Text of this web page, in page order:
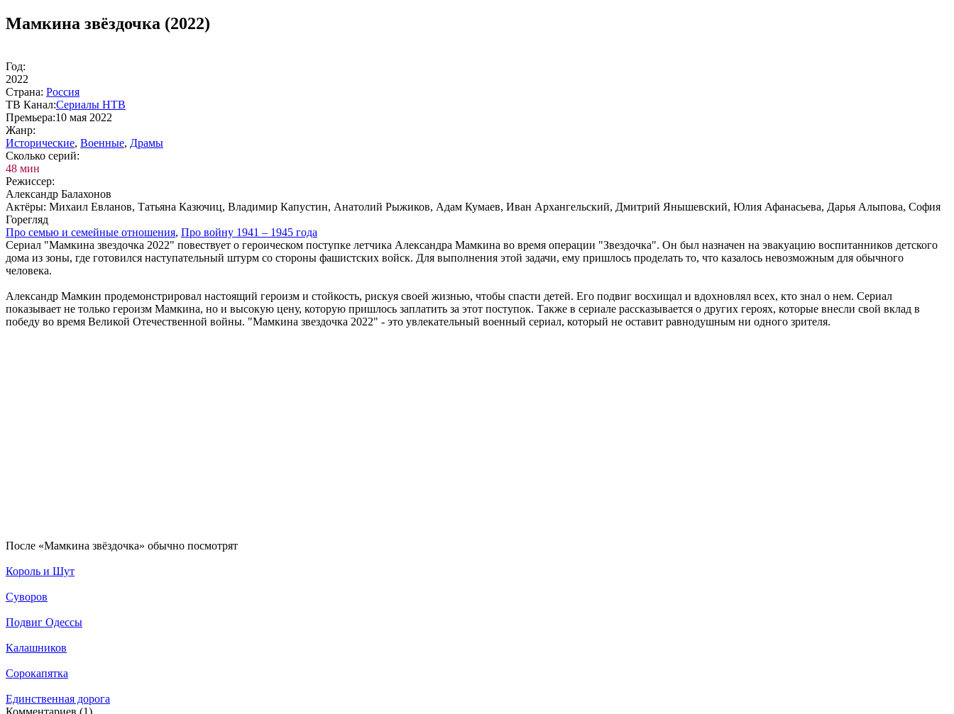
Мамкина звёздочка (2022)
Год:
2022
Стра­на: Рос­сия
ТВ Ка­нал:Се­риа­лы НТВ
Пре­мье­ра:10 мая 2022
Жанр:
Ис­то­ри­че­ские, Во­ен­ные, Дра­мы
Сколь­ко се­рий:
48 мин
Ре­жис­сер:
Александр Балахонов
Ак­тё­ры: Михаил Евланов, Татьяна Казючиц, Владимир Капустин, Анатолий Рыжиков, Адам Кумаев, Иван Архангельский, Дмитрий Янышевский, Юлия Афанасьева, Дарья Алыпова, София
Горегляд
Про се­мью и се­мей­ные от­но­ше­ния, Про вой­ну 1941 – 1945 го­да
Сериал "Мамкина звездочка 2022" повествует о героическом поступке летчика Александра Мамкина во время операции "Звездочка". Он был назначен на эвакуацию воспитанников детского
дома из зоны, где готовился наступательный штурм со стороны фашистских войск. Для выполнения этой задачи, ему пришлось проделать то, что казалось невозможным для обычного
человека.
Александр Мамкин продемонстрировал настоящий героизм и стойкость, рискуя своей жизнью, чтобы спасти детей. Его подвиг восхищал и вдохновлял всех, кто знал о нем. Сериал
показывает не только героизм Мамкина, но и высокую цену, которую пришлось заплатить за этот поступок. Также в сериале рассказывается о других героях, которые внесли свой вклад в
победу во время Великой Отечественной войны. "Мамкина звездочка 2022" - это увлекательный военный сериал, который не оставит равнодушным ни одного зрителя.
По­сле «Мамкина звёздочка» обыч­но по­смот­рят
Король и Шут
Суворов
Подвиг Одессы
Калашников
Сорокапятка
Единственная дорога
Ком­мен­та­ри­ев (1)